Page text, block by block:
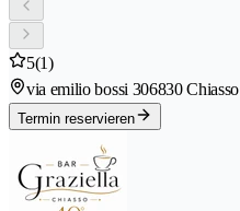
5(1)
via emilio bossi 306830 Chiasso
Termin reservieren